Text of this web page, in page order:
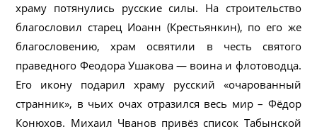
храму потянулись русские силы. На строительство
благословил старец Иоанн (Крестьянкин), по его же
благословению, храм освятили в честь святого
праведного Феодора Ушакова — воина и флотоводца.
Его икону подарил храму русский «очарованный
странник», в чьих очах отразился весь мир – Фёдор
Конюхов. Михаил Чванов привёз список Табынской